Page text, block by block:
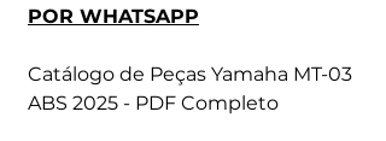
POR WHATSAPP
Catálogo de Peças Yamaha MT-03
ABS 2025 - PDF Completo